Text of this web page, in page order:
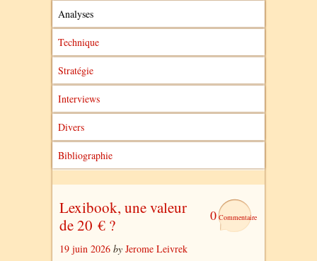
Analyses
Technique
Stratégie
Interviews
Divers
Bibliographie
0
Lexibook, une valeur
de 20 € ?
19 juin 2026 by Jerome Leivrek